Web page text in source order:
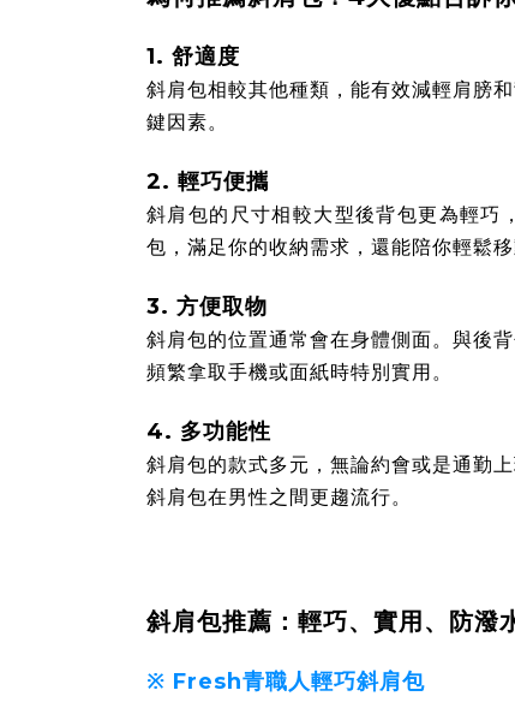
1. 舒適度
斜肩包相較其他種類，能有效減輕肩膀
鍵因素。
2. 輕巧便攜
斜肩包的尺寸相較大型後背包更為輕巧
包，滿足你的收納需求，還能陪你輕鬆移
3. 方便取物
斜肩包的位置通常會在身體側面。與後
頻繁拿取手機或面紙時特別實用。
4. 多功能性
斜肩包的款式多元，無論約會或是通勤
斜肩包在男性之間更趨流行。
斜肩包推薦：輕巧、實用、防潑
※ Fresh青職人輕巧斜肩包